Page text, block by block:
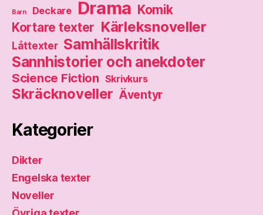
Barn Deckare Drama Komik
Kortare texter Kärleksnoveller
Låttexter Samhällskritik
Sannhistorier och anekdoter
Science Fiction Skrivkurs
Skräcknoveller Äventyr
Kategorier
Dikter
Engelska texter
Noveller